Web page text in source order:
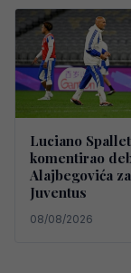
Luciano
komentirao
Alajbegovića za
Juventus
08/08/2026